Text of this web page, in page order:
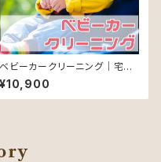
ベビーカークリーニング｜宅配
（中部～近畿）
¥10,900